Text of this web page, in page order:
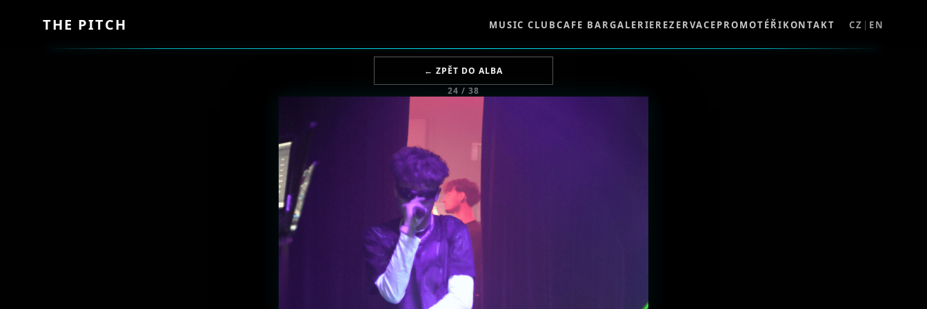
THE PITCH MUSIC CLUBCAFE BARGALERIEREZERVACEPROMOTÉŘIKONTAKT CZ | EN
← ZPĚT DO ALBA
24 / 38